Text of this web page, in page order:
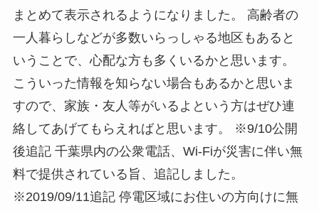
まとめて表示されるようになりました。 高齢者の
一人暮らしなどが多数いらっしゃる地区もあると
いうことで、心配な方も多くいるかと思います。
こういった情報を知らない場合もあるかと思いま
すので、家族・友人等がいるよという方はぜひ連
絡してあげてもらえればと思います。 ※9/10公開
後追記 千葉県内の公衆電話、Wi-Fiが災害に伴い無
料で提供されている旨、追記しました。
※2019/09/11追記 停電区域にお住いの方向けに無